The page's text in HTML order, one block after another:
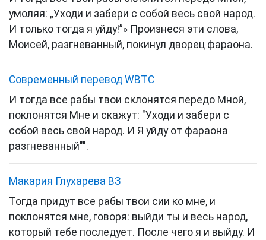
умоляя: „Уходи и забери с собой весь свой народ.
И только тогда я уйду!”» Произнеся эти слова,
Моисей, разгневанный, покинул дворец фараона.
Cовременный перевод WBTC
И тогда все рабы твои склонятся передо Мной,
поклонятся Мне и скажут: "Уходи и забери с
собой весь свой народ. И Я уйду от фараона
разгневанный"".
Макария Глухарева ВЗ
Тогда придут все рабы твои сии ко мне, и
поклонятся мне, говоря: выйди ты и весь народ,
который тебе последует. После чего я и выйду. И